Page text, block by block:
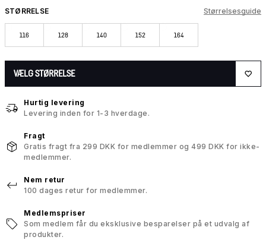
STØRRELSE Størrelsesguide
116 128 140 152 164
VÆLG STØRRELSE
Hurtig levering
Levering inden for 1-3 hverdage.
Fragt
Gratis fragt fra 299 DKK for medlemmer og 499 DKK for ikke-
medlemmer.
Nem retur
100 dages retur for medlemmer.
Medlemspriser
Som medlem får du eksklusive besparelser på et udvalg af
produkter.